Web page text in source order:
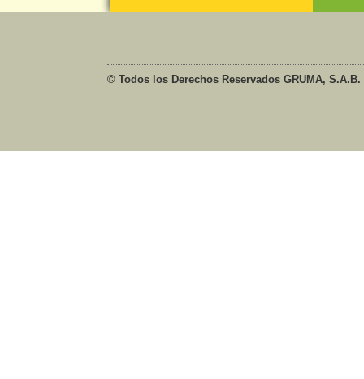
© Todos los Derechos Reservados GRUMA, S.A.B.